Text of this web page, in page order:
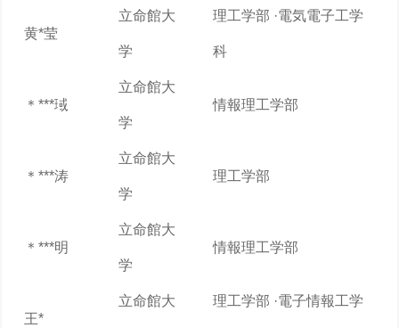
黄*莹
立命館大
学
理工学部 ·電気電子工学
科
＊***琙
立命館大
学
情報理工学部
＊***涛
立命館大
学
理工学部
＊***明
立命館大
学
情報理工学部
王*
立命館大 理工学部 ·電子情報工学